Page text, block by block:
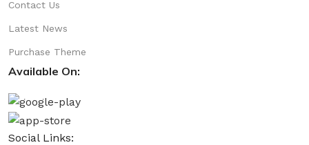
Contact Us
Latest News
Purchase Theme
Available On:
Social Links: